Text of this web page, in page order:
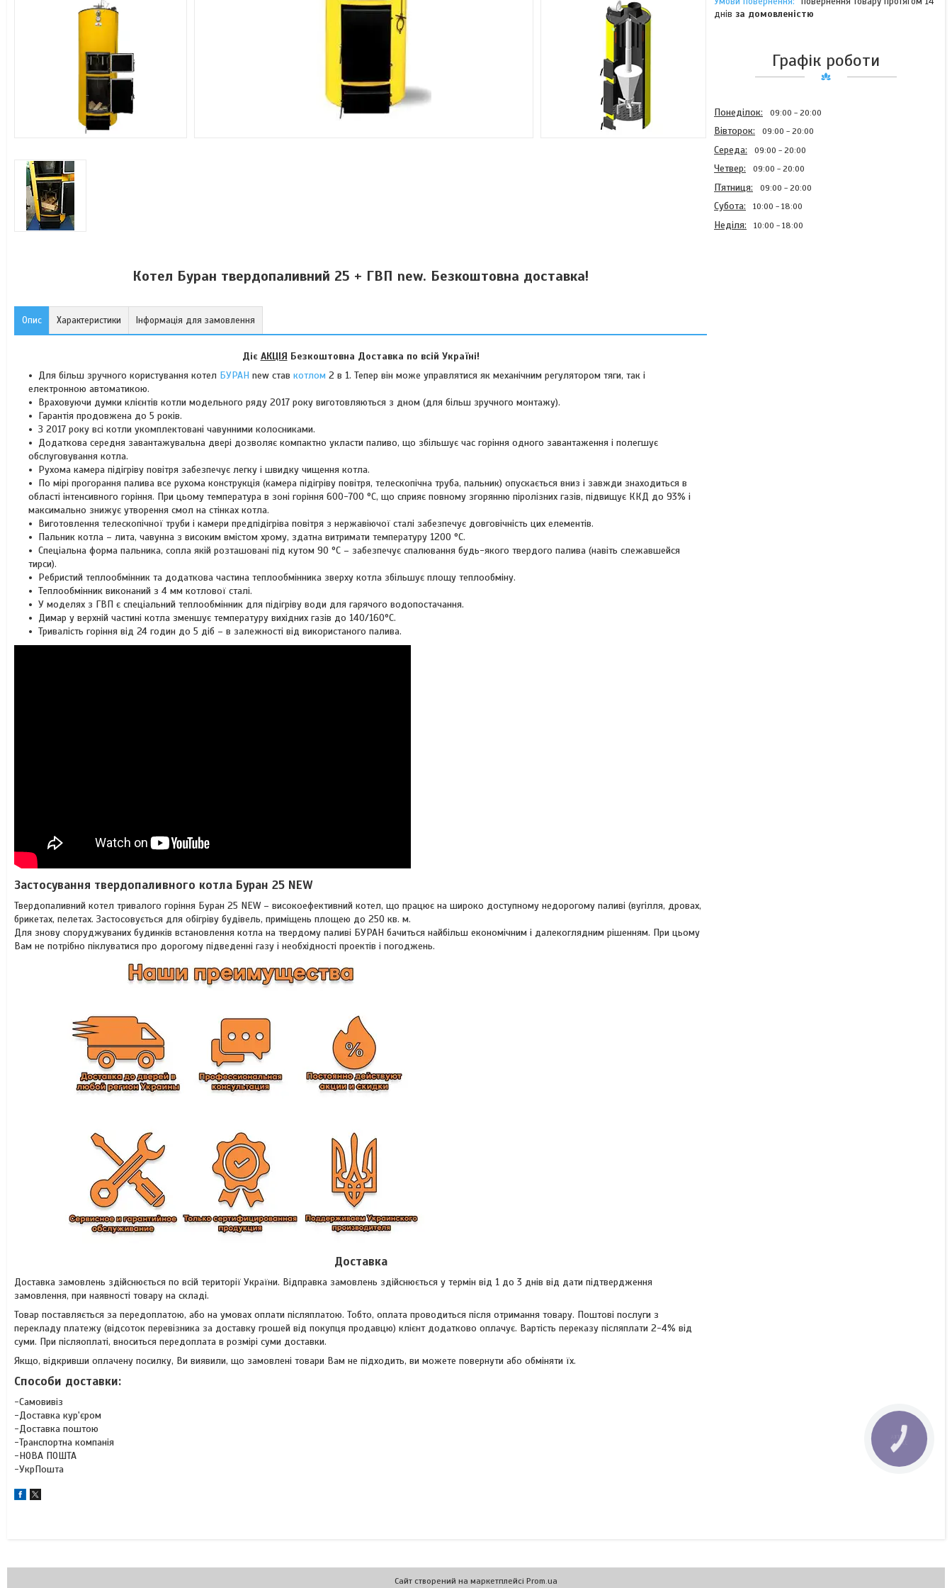
Котел Буран твердопаливний 25 + ГВП new. Безкоштовна доставка!
Опис Характеристики Інформація для замовлення
Діє АКЦІЯ Безкоштовна Доставка по всій Україні!
Для більш зручного користування котел БУРАН new став котлом 2 в 1. Тепер він може управлятися як механічним регулятором тяги, так і
електронною автоматикою.
Враховуючи думки клієнтів котли модельного ряду 2017 року виготовляються з дном (для більш зручного монтажу).
Гарантія продовжена до 5 років.
З 2017 року всі котли укомплектовані чавунними колосниками.
Додаткова середня завантажувальна двері дозволяє компактно укласти паливо, що збільшує час горіння одного завантаження і полегшує
обслуговування котла.
Рухома камера підігріву повітря забезпечує легку і швидку чищення котла.
По мірі прогорання палива все рухома конструкція (камера підігріву повітря, телескопічна труба, пальник) опускається вниз і завжди знаходиться в
області інтенсивного горіння. При цьому температура в зоні горіння 600-700 °С, що сприяє повному згорянню піролізних газів, підвищує ККД до 93% і
максимально знижує утворення смол на стінках котла.
Виготовлення телескопічної труби і камери предпідігріва повітря з нержавіючої сталі забезпечує довговічність цих елементів.
Пальник котла – лита, чавунна з високим вмістом хрому, здатна витримати температуру 1200 °С.
Спеціальна форма пальника, сопла якій розташовані під кутом 90 °С – забезпечує спалювання будь-якого твердого палива (навіть слежавшейся
тирси).
Ребристий теплообмінник та додаткова частина теплообмінника зверху котла збільшує площу теплообміну.
Теплообмінник виконаний з 4 мм котлової сталі.
У моделях з ГВП є спеціальний теплообмінник для підігріву води для гарячого водопостачання.
Димар у верхній частині котла зменшує температуру вихідних газів до 140/160°С.
Тривалість горіння від 24 годин до 5 діб – в залежності від використаного палива.
Застосування твердопаливного котла Буран 25 NEW
Твердопаливний котел тривалого горіння Буран 25 NEW – високоефективний котел, що працює на широко доступному недорогому паливі (вугілля, дровах,
брикетах, пелетах. Застосовується для обігріву будівель, приміщень площею до 250 кв. м.
Для знову споруджуваних будинків встановлення котла на твердому паливі БУРАН бачиться найбільш економічним і далекоглядним рішенням. При цьому
Вам не потрібно піклуватися про дорогому підведенні газу і необхідності проектів і погоджень.
Доставка
Доставка замовлень здійснюється по всій території України. Відправка замовлень здійснюється у термін від 1 до 3 днів від дати підтвердження
замовлення, при наявності товару на складі.
Товар поставляється за передоплатою, або на умовах оплати післяплатою. Тобто, оплата проводиться після отримання товару. Поштові послуги з
перекладу платежу (відсоток перевізника за доставку грошей від покупця продавцю) клієнт додатково оплачує. Вартість переказу післяплати 2-4% від
суми. При післяоплаті, вноситься передоплата в розмірі суми доставки.
Якщо, відкривши оплачену посилку, Ви виявили, що замовлені товари Вам не підходить, ви можете повернути або обміняти їх.
Способи доставки:
-Самовивіз
-Доставка кур'єром
-Доставка поштою
-Транспортна компанія
-НОВА ПОШТА
-УкрПошта
днів за домовленістю
Графік роботи
Понеділок 09:00 20:00
Вівторок 09:00 20:00
Середа 09:00 20:00
Четвер 09:00 20:00
Пʼятниця 09:00 20:00
Субота 10:00 18:00
Неділя 10:00 18:00
Сайт створений на маркетплейсі Prom.ua
КНОПКА
ЗВ'ЯЗКУ